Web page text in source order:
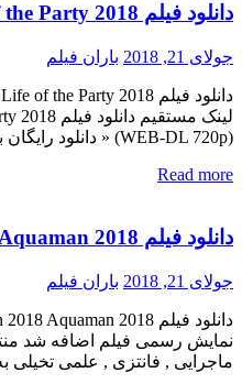
دانلود فیلم Life of the Party 2018
جولای 21, 2018 باران فیلم
(WEB-DL 720p) « دانلود رایگان با لینک مستقیم از […]
Read more
دانلود فیلم Aquaman 2018
جولای 21, 2018 باران فیلم
نمایش رسمی فیلم اضافه شد
ماجرایی , فانتزی , علمی تخیلی